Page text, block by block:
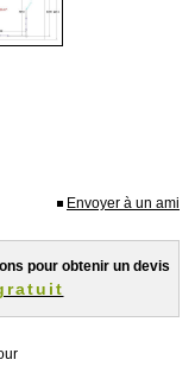
Envoyer à un ami
pour obtenir un devis